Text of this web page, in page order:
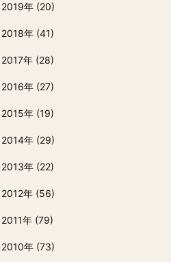
2019年 (20)
2018年 (41)
2017年 (28)
2016年 (27)
2015年 (19)
2014年 (29)
2013年 (22)
2012年 (56)
2011年 (79)
2010年 (73)